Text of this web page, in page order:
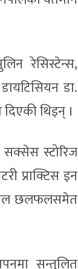
रेसिस्टेन्स,
डा.
दिएकी थिइन् ।
सक्सेस स्टोरिज
प्राक्टिस इन
छलफलसमेत